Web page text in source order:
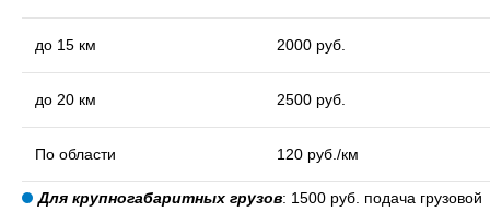
до 15 км 2000 руб.
до 20 км 2500 руб.
По области 120 руб./км
Для крупногабаритных грузов: 1500 руб. подача грузовой